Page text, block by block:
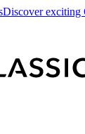
Discover exciting